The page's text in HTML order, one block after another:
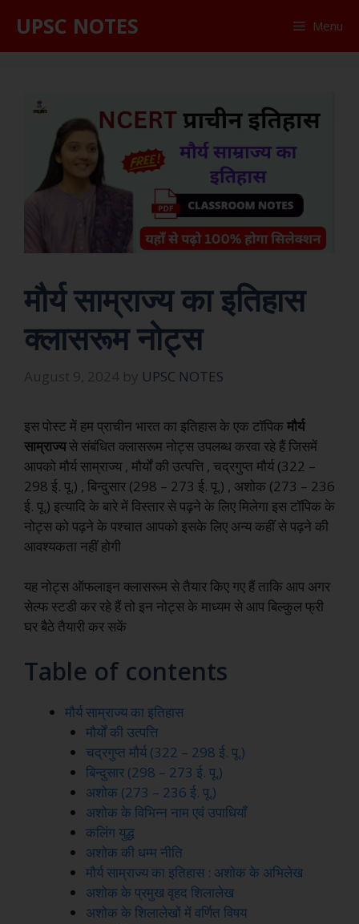
UPSC NOTES Menu
मौर्य साम्राज्य का इतिहास
क्लासरूम नोट्स
August 9, 2024 by UPSC NOTES
इस पोस्ट में हम प्राचीन भारत का इतिहास के एक टॉपिकमौर्य
साम्राज्यसे संबंधित क्लासरूम नोट्स उपलब्ध करवा रहे हैं जिसमें
आपको मौर्य साम्राज्य , मौर्यों की उत्पत्ति , चद्रगुप्त मौर्य (322 –
298 ई. पू.) , बिन्दुसार (298 – 273 ई. पू.) , अशोक (273 – 236
ई. पू.) इत्यादि के बारे में विस्तार से पढ़ने के लिए मिलेगा इस टॉपिक के
नोट्स को पढ़ने के पश्चात आपको इसके लिए अन्य कहीं से पढ़ने की
आवश्यकता नहीं होगी
यह नोट्स ऑफलाइन क्लासरूम से तैयार किए गए हैं ताकि आप अगर
सेल्फ स्टडी कर रहे हैं तो इन नोट्स के माध्यम से आप बिल्कुल फ्री
घर बैठे तैयारी कर सकें
Table of contents
मौर्य साम्राज्य का इतिहास
मौर्यों की उत्पत्ति
चद्रगुप्त मौर्य (322 – 298 ई. पू.)
बिन्दुसार (298 – 273 ई. पू.)
अशोक (273 – 236 ई. पू.)
अशोक के विभिन्न नाम एवं उपाधियाँ
कलिंग युद्ध
अशोक की धम्म नीति
मौर्य साम्राज्य का इतिहास : अशोक के अभिलेख
अशोक के प्रमुख वृहद शिलालेख
अशोक के शिलालेखों में वर्णित विषय